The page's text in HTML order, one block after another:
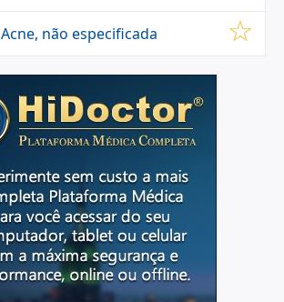
Acne, não especificada